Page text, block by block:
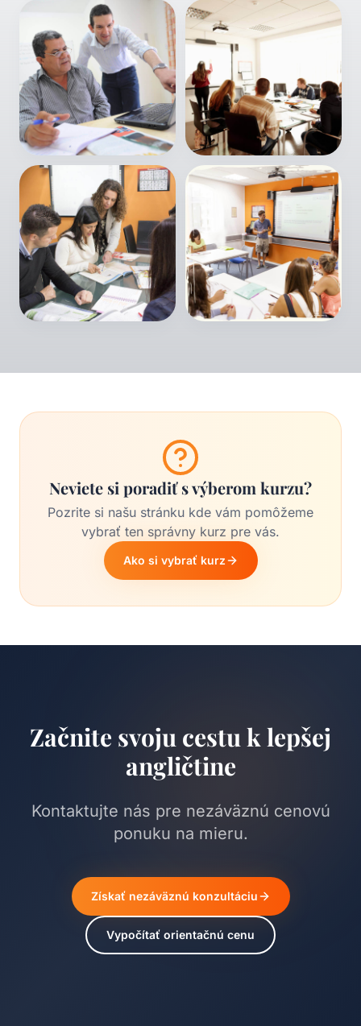
Neviete si poradiť s výberom kurzu?
Pozrite si našu stránku kde vám pomôžeme
vybrať ten správny kurz pre vás.
Ako si vybrať kurz
Začnite svoju cestu k lepšej
angličtine
Kontaktujte nás pre nezáväznú cenovú
ponuku na mieru.
Získať nezáväznú konzultáciu
Vypočítať orientačnú cenu